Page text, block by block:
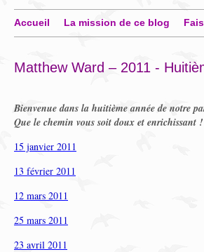
Accueil La mission de ce blog
Matthew Ward – 2011 -
Bienvenue dans la huitième année de notre
Que le chemin vous soit doux et enrichissant !
15 janvier 2011
13 février 2011
12 mars 2011
25 mars 2011
23 avril 2011